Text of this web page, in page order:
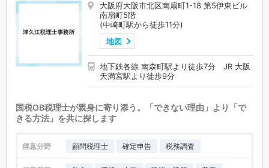
大阪府大阪市北区南扇町1-18 第5伊東ビル
南扇町5階
(中崎町駅から徒歩11分)
地図
地下鉄各線 南森町駅より徒歩7分 JR 大阪
天満宮駅より徒歩9分
国税OB税理士が親身に寄り添う。「できない理由」より「で
きる方法」を共に探します
得意分野 顧問税理士 確定申告 税務調査